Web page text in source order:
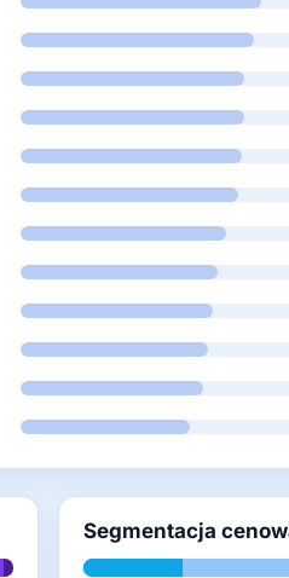
Segmentacja